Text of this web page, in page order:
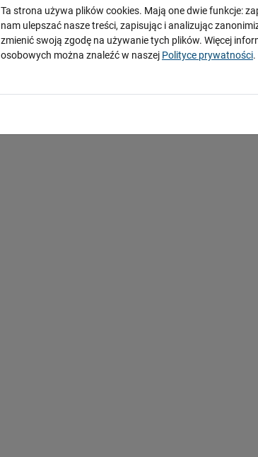
Ta strona używa plików cookies. Mają one dwie funkcje:
nam ulepszać nasze treści, zapisując i analizując
zmienić swoją zgodę na używanie tych plików. Więcej
osobowych można znaleźć w naszej Polityce prywatności.